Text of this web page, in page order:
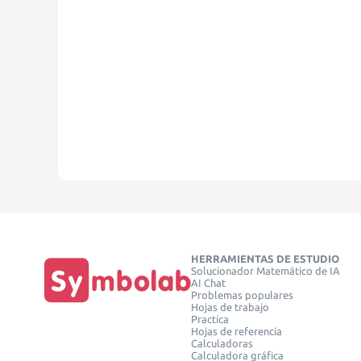
HERRAMIENTAS DE ESTUDIO
Solucionador Matemático de IA
AI Chat
Problemas populares
Hojas de trabajo
Practica
Hojas de referencia
Calculadoras
Calculadora gráfica